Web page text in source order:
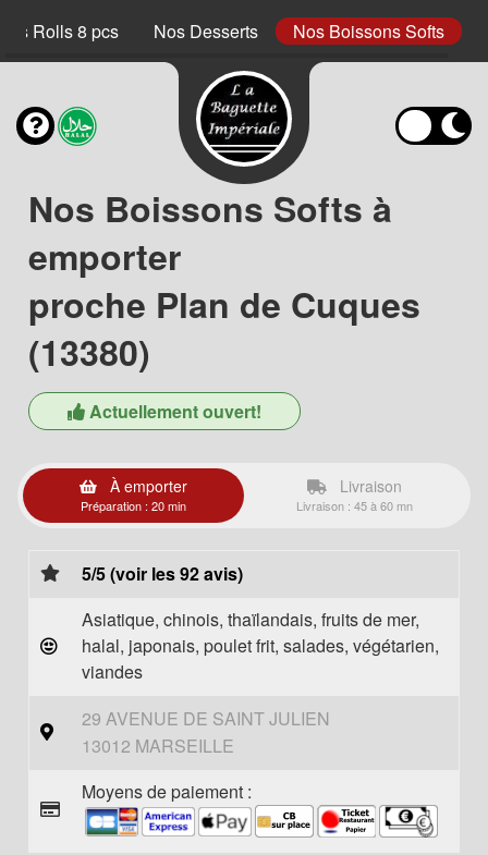
Rolls 8 pcs Nos Desserts Nos Boissons Softs
Nos Boissons Softs à
emporter
proche Plan de Cuques
(13380)
Actuellement ouvert!
À emporter
Préparation : 20 min
Livraison
Livraison : 45 à 60 mn
5/5 (voir les 92 avis)
Asiatique, chinois, thaïlandais, fruits de mer,
halal, japonais, poulet frit, salades, végétarien,
viandes
29 AVENUE DE SAINT JULIEN
13012 MARSEILLE
Moyens de paiement :